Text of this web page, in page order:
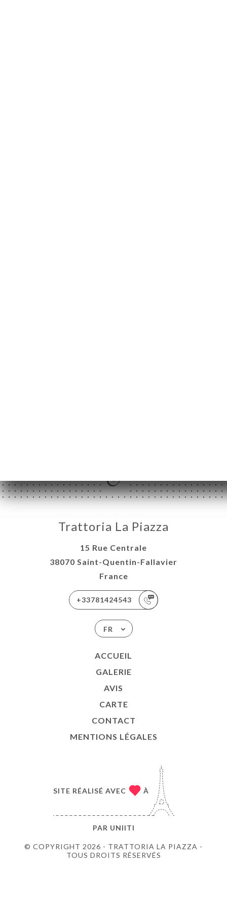
Trattoria La Piazza
15 Rue Centrale
38070 Saint-Quentin-Fallavier
France
+33781424543
FR
ACCUEIL
GALERIE
AVIS
CARTE
CONTACT
MENTIONS LÉGALES
© COPYRIGHT 2026 - TRATTORIA LA PIAZZA -
TOUS DROITS RÉSERVÉS
SITE RÉALISÉ AVEC À
PAR UNIITI